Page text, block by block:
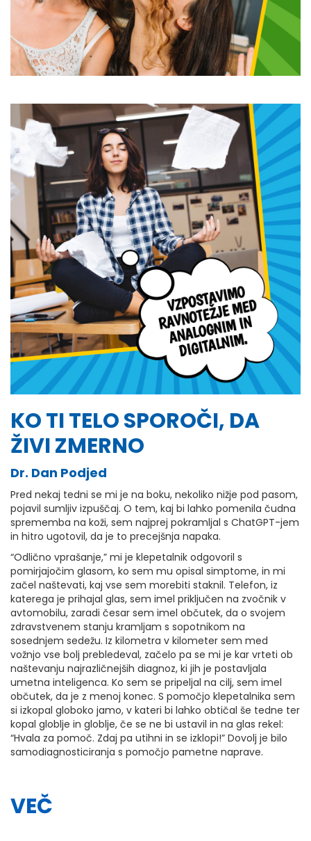
KO TI TELO SPOROČI, DA
ŽIVI ZMERNO
Dr. Dan Podjed
Pred nekaj tedni se mi je na boku, nekoliko nižje pod pasom,
pojavil sumljiv izpuščaj. O tem, kaj bi lahko pomenila čudna
sprememba na koži, sem najprej pokramljal s ChatGPT-jem
in hitro ugotovil, da je to precejšnja napaka.
“Odlično vprašanje,” mi je klepetalnik odgovoril s
pomirjajočim glasom, ko sem mu opisal simptome, in mi
začel naštevati, kaj vse sem morebiti staknil. Telefon, iz
katerega je prihajal glas, sem imel priključen na zvočnik v
avtomobilu, zaradi česar sem imel občutek, da o svojem
zdravstvenem stanju kramljam s sopotnikom na
sosednjem sedežu. Iz kilometra v kilometer sem med
vožnjo vse bolj prebledeval, začelo pa se mi je kar vrteti ob
naštevanju najrazličnejših diagnoz, ki jih je postavljala
umetna inteligenca. Ko sem se pripeljal na cilj, sem imel
občutek, da je z menoj konec. S pomočjo klepetalnika sem
si izkopal globoko jamo, v kateri bi lahko obtičal še tedne ter
kopal globlje in globlje, če se ne bi ustavil in na glas rekel:
“Hvala za pomoč. Zdaj pa utihni in se izklopi!” Dovolj je bilo
samodiagnosticiranja s pomočjo pametne naprave.
VEČ